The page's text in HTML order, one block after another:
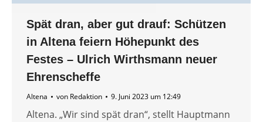
Spät dran, aber gut drauf: Schützen
in Altena feiern Höhepunkt des
Festes – Ulrich Wirthsmann neuer
Ehrenscheffe
Altena von Redaktion 9. Juni 2023 um 12:49
Altena. „Wir sind spät dran“, stellt Hauptmann